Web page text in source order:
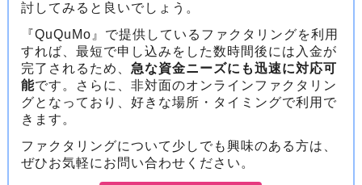
討してみると良いでしょう。
『QuQuMo』で提供しているファクタリングを利用
すれば、最短で申し込みをした数時間後には入金が
完了されるため、 急な資金ニーズにも迅速に対応可
能です。さらに、非対面のオンラインファクタリン
グとなっており、好きな場所・タイミングで利用で
きます。
ファクタリングについて少しでも興味のある方は、
ぜひお気軽にお問い合わせください。